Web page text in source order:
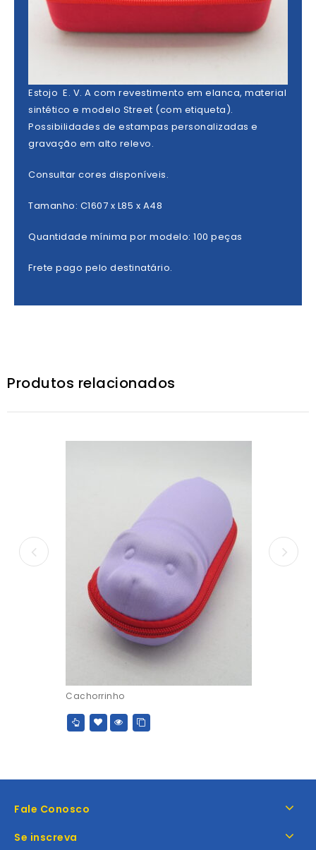
Estojo E. V. A com revestimento em elanca, material
sintético e modelo Street (com etiqueta).
Possibilidades de estampas personalizadas e
gravação em alto relevo.
Consultar cores disponíveis.
Tamanho: C1607 x L85 x A48
Quantidade mínima por modelo: 100 peças
Frete pago pelo destinatário.
Produtos relacionados
Cachorrinho
Fale Conosco
Se inscreva